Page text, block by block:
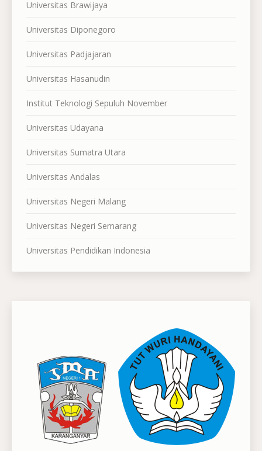
Universitas Brawijaya
Universitas Diponegoro
Universitas Padjajaran
Universitas Hasanudin
Institut Teknologi Sepuluh November
Universitas Udayana
Universitas Sumatra Utara
Universitas Andalas
Universitas Negeri Malang
Universitas Negeri Semarang
Universitas Pendidikan Indonesia